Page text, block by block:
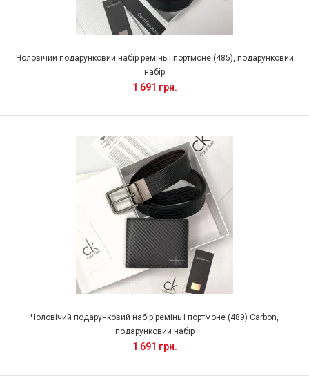
Чоловічий подарунковий набір ремінь і портмоне (485), подарунковий
набір
1 691 грн.
Чоловічий подарунковий набір ремінь і портмоне (489) Carbon,
подарунковий набір
1 691 грн.